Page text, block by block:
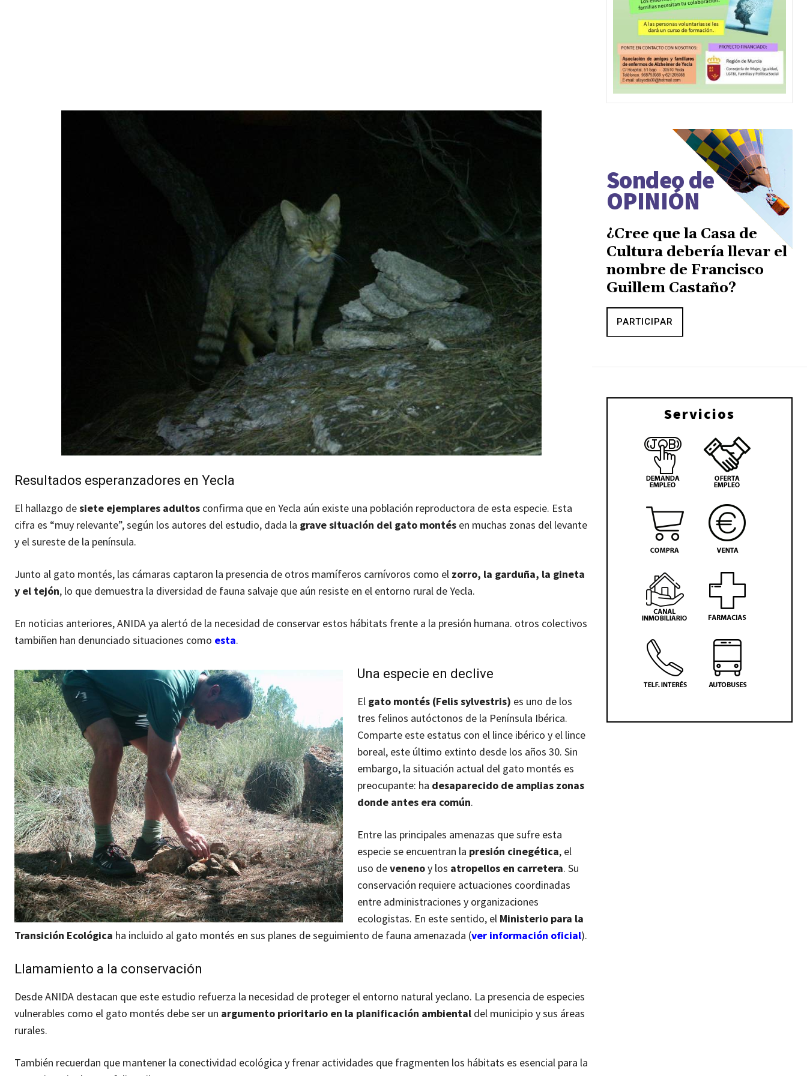
Resultados esperanzadores en Yecla
El hallazgo desiete ejemplares adultos confirma que en Yecla aún existe una población reproductora de esta especie. Esta
cifra es “muy relevante”, según los autores del estudio, dada la grave situación del gato montés en muchas zonas del levante
y el sureste de la península.
Junto al gato montés, las cámaras captaron la presencia de otros mamíferos carnívoros como el zorro, la garduña, la gineta
y el tejón, lo que demuestra la diversidad de fauna salvaje que aún resiste en el entorno rural de Yecla.
En noticias anteriores, ANIDA ya alertó de la necesidad de conservar estos hábitats frente a la presión humana. otros colectivos
tambiñen han denunciado situaciones como esta.
Una especie en declive
El gato montés (Felis sylvestris) es uno de los
tres felinos autóctonos de la Península Ibérica.
Comparte este estatus con el lince ibérico y el lince
boreal, este último extinto desde los años 30. Sin
embargo, la situación actual del gato montés es
preocupante: ha desaparecido de amplias zonas
donde antes era común.
Entre las principales amenazas que sufre esta
especie se encuentran la presión cinegética, el
uso devenenoy los atropellos en carretera. Su
conservación requiere actuaciones coordinadas
entre administraciones y organizaciones
ecologistas. En este sentido, el Ministerio para la
Transición Ecológica ha incluido al gato montés en sus planes de seguimiento de fauna amenazada (ver información oficial).
Llamamiento a la conservación
Desde ANIDA destacan que este estudio refuerza la necesidad de proteger el entorno natural yeclano. La presencia de especies
vulnerables como el gato montés debe ser un argumento prioritario en la planificación ambiental del municipio y sus áreas
rurales.
También recuerdan que mantener la conectividad ecológica y frenar actividades que fragmenten los hábitats es esencial para la
Sondeo de
OPINIÓN
¿Cree que la Casa de
Cultura debería llevar el
nombre de Francisco
Guillem Castaño?
PARTICIPAR
Servicios